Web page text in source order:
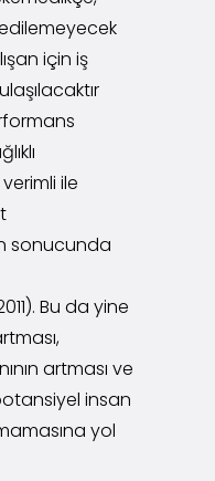
için iş
ile
sonucunda
Bu da yine
artması ve
insan
yol